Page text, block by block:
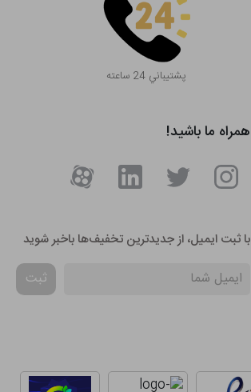
پشتيباني 24 ساعته
همراه ما باشید!
با ثبت ایمیل، از جدید‌ترین تخفیف‌ها با‌خبر شوید
ثبت